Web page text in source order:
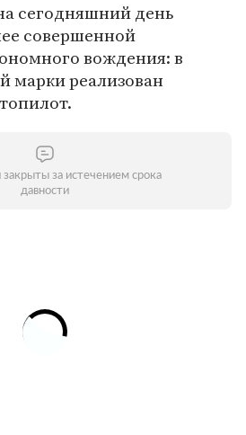
сегодняшний день
совершенной
вождения: в
марки реализован
за истечением срока
давности